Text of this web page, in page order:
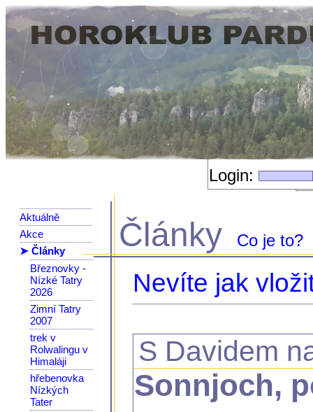
Login:
Aktuálně
Akce
➤ Články
Březnovky -
Nízké Tatry
2026
Zimní Tatry
2007
trek v
Rolwalingu v
Himaláji
hřebenovka
Nízkých
Tater
Články Co je to?
Nevíte jak
S Davidem
Sonnjoch,